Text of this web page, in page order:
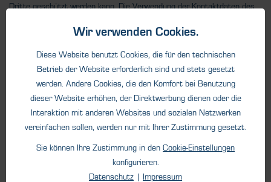
Dritte geschützt werden kann. Die Verwendung der Kontaktdaten des
erwünscht, es sei denn der Anbieter hatte zuvor seine schriftliche
Einwilligung erteilt oder es besteht bereits eine Geschäftsbeziehung.
Der Anbieter und alle auf dieser Website genannten Personen
widersprechen hiermit jeder kommerziellen Verwendung und
Weitergabe ihrer Daten.
4. Anwendbares Recht
Deutschland.
Wir verwenden Cookies.
Diese Website benutzt Cookies, die für den technischen
Betrieb der Website erforderlich sind und stets gesetzt
werden. Andere Cookies, die den Komfort bei Benutzung
dieser Website erhöhen, der Direktwerbung dienen oder die
Interaktion mit anderen Websites und sozialen Netzwerken
vereinfachen sollen, werden nur mit Ihrer Zustimmung gesetzt.
Sie können Ihre Zustimmung in den Cookie-Einstellungen
konfigurieren.
Datenschutz | Impressum